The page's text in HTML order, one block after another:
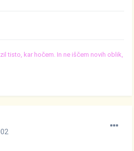
tisto, kar hočem. In ne iščem novih oblik,